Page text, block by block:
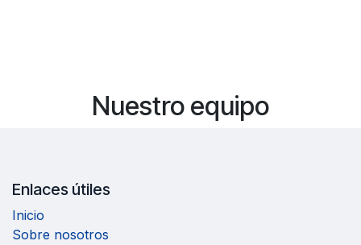
Nuestro equipo
Enlaces útiles
Inicio
Sobre nosotros